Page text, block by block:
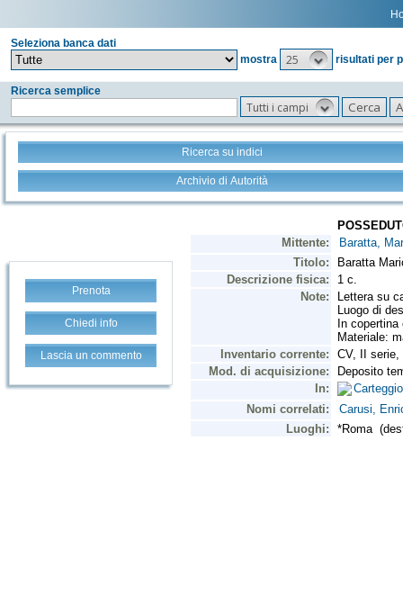
Seleziona banca dati
mostra
25 risultati per
Ricerca semplice
Tutti i campi
Ricerca su indici
Archivio di Autorità
Prenota
Chiedi info
Lascia un commento